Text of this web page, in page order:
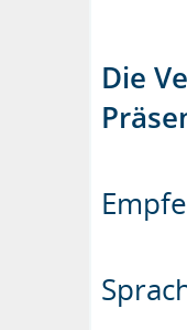
Die